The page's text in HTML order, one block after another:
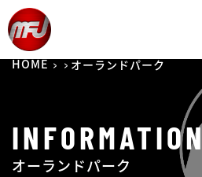
HOME オーランドパーク
INFORMATION
オーランドパーク